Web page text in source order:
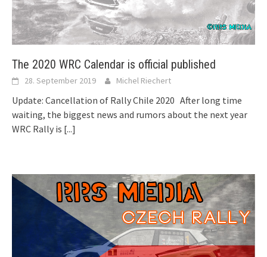
The 2020 WRC Calendar is official published
28. September 2019 Michel Riechert
Update: Cancellation of Rally Chile 2020 After long time
waiting, the biggest news and rumors about the next year
WRC Rally is [...]